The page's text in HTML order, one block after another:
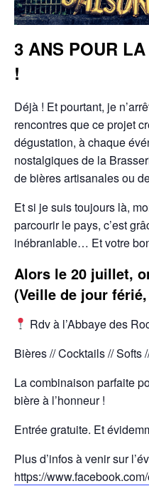
3 ANS POUR
!
Déjà ! Et pourtant, je
rencontres que ce projet
dégustation, à chaque
nostalgiques de la
de bières artisanales ou
Et si je suis toujours là,
parcourir le pays, c’est
inébranlable… Et votre
Alors le 20 juillet,
(Veille de jour
Rdv à l’Abbaye des
Bières // Cocktails // Softs
La combinaison parfaite
bière à l’honneur !
Entrée gratuite. Et
Plus d’infos à venir sur
https://